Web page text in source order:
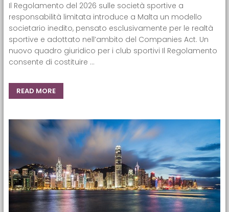
Il Regolamento del 2026 sulle società sportive a
responsabilità limitata introduce a Malta un modello
societario inedito, pensato esclusivamente per le realtà
sportive e adottato nell’ambito del Companies Act. Un
nuovo quadro giuridico per i club sportivi Il Regolamento
consente di costituire ...
READ MORE